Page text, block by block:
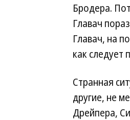
Бродера.
Главач
Главач, на
как следует
Странная
другие, не
Дрейпера,